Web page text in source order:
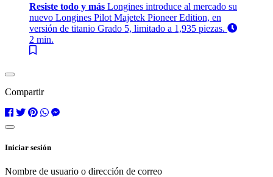
Resiste todo y más Longines introduce al mercado su
nuevo Longines Pilot Majetek Pioneer Edition, en
versión de titanio Grado 5, limitado a 1,935 piezas.
2 min.
Compartir
Iniciar sesión
Nombre de usuario o dirección de correo